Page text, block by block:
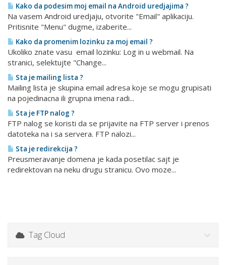
Kako da podesim moj email na Android uredjajima ?
Na vasem Android uredjaju, otvorite "Email" aplikaciju.
Pritisnite "Menu" dugme, izaberite...
Kako da promenim lozinku za moj email ?
Ukoliko znate vasu email lozinku: Log in u webmail. Na
stranici, selektujte "Change...
Sta je mailing lista ?
Mailing lista je skupina email adresa koje se mogu grupisati
na pojedinacna ili grupna imena radi...
Sta je FTP nalog ?
FTP nalog se koristi da se prijavite na FTP server i prenos
datoteka na i sa servera. FTP nalozi...
Sta je redirekcija ?
Preusmeravanje domena je kada posetilac sajt je
redirektovan na neku drugu stranicu. Ovo moze...
Tag Cloud